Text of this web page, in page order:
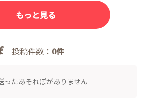
もっと見る
投稿件数： 0件
ったあそれぽがありません